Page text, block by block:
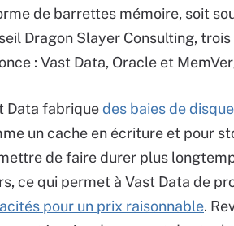
de barrettes mémoire, soit
Dragon Slayer Consulting,
: Vast Data, Oracle et
Data fabriquedes baies de
un cache en écriture et pour
de faire durer plus
ce qui permet à Vast Data de
pour un prix raisonnable.